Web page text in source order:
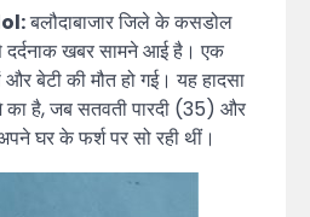
बलौदाबाजार जिले के कसडोल
दर्दनाक खबर सामने आई है। एक
बेटी की मौत हो गई। यह हादसा
है, जब सतवती पारदी (35) और
घर के फर्श पर सो रही थीं।